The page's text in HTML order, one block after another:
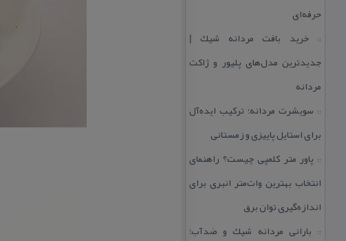
حرفه‌ای
::خرید بافت مردانه شیك |
جدیدترین مدل‌های پلیور و ژاكت
مردانه
:: سویشرت مردانه؛ تركیب ایده‌آل
برای استایل پاییزی و زمستانی
:: پاور متر كلمپی چیست؟ راهنمای
انتخاب بهترین وات‌متر انبری برای
اندازه‌گیری توان برق
:: بارانی مردانه شیك و ضدآب؛